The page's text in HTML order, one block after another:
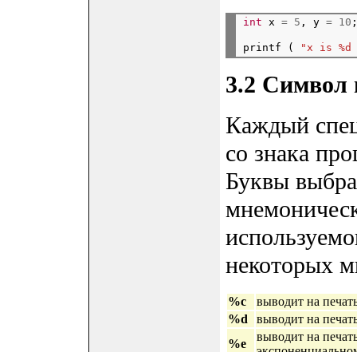
int x = 5 , y = 10
printf ( "x is %d
3.2 Символ
Каждый
со знака
Буквы
некоторых
%c
выводит на
%d
выводит на
%e
выводит на